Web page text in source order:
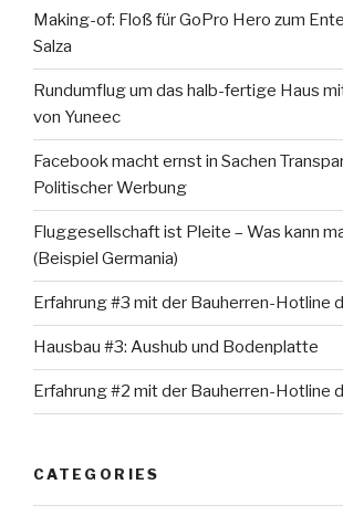
Making-of: Floß für GoPro Hero zum
Salza
Rundumflug um das halb-fertige Haus
von Yuneec
Facebook macht ernst in Sachen
Politischer Werbung
Fluggesellschaft ist Pleite – Was kann
(Beispiel Germania)
Erfahrung #3 mit der Bauherren-Hotline
Hausbau #3: Aushub und Bodenplatte
Erfahrung #2 mit der Bauherren-Hotline
CATEGORIES